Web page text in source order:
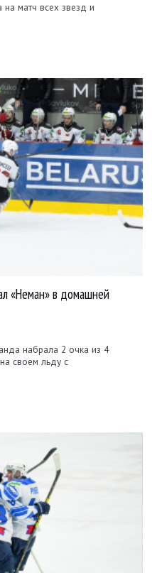
на матч всех звезд и
«Неман» в домашней
набрала 2 очка из 4
своем льду с